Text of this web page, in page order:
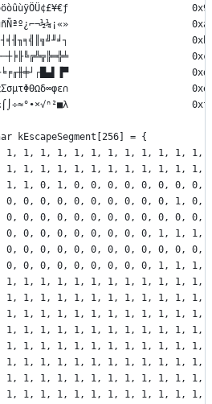
kEscapeSegment[256] = {
1, 1, 1, 1, 1, 1, 1, 1, 1, 1, 1, 1, 1,
1, 1, 1, 1, 1, 1, 1, 1, 1, 1, 1, 1, 1,
0, 1, 1, 0, 1, 0, 0, 0, 0, 0, 0, 0, 0,
0, 0, 0, 0, 0, 0, 0, 0, 0, 0, 0, 1, 0,
0, 0, 0, 0, 0, 0, 0, 0, 0, 0, 0, 0, 0,
0, 0, 0, 0, 0, 0, 0, 0, 0, 0, 1, 1, 1,
0, 0, 0, 0, 0, 0, 0, 0, 0, 0, 0, 0, 0,
0, 0, 0, 0, 0, 0, 0, 0, 0, 0, 1, 1, 1,
1, 1, 1, 1, 1, 1, 1, 1, 1, 1, 1, 1, 1,
1, 1, 1, 1, 1, 1, 1, 1, 1, 1, 1, 1, 1,
1, 1, 1, 1, 1, 1, 1, 1, 1, 1, 1, 1, 1,
1, 1, 1, 1, 1, 1, 1, 1, 1, 1, 1, 1, 1,
1, 1, 1, 1, 1, 1, 1, 1, 1, 1, 1, 1, 1,
1, 1, 1, 1, 1, 1, 1, 1, 1, 1, 1, 1, 1,
1, 1, 1, 1, 1, 1, 1, 1, 1, 1, 1, 1, 1,
1, 1, 1, 1, 1, 1, 1, 1, 1, 1, 1, 1, 1,